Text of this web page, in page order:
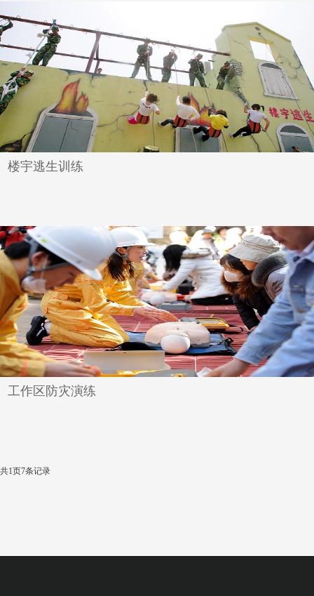
楼宇逃生训练
工作区防灾演练
共1页7条记录